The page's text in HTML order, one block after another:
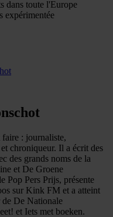
dans toute l'Europe
expérimentée
: journaliste,
chroniqueur. Il a écrit des
des grands noms de la
et De Groene
Pop Pers Prijs, présente
sur Kink FM et a atteint
de De Nationale
et Iets met boeken.